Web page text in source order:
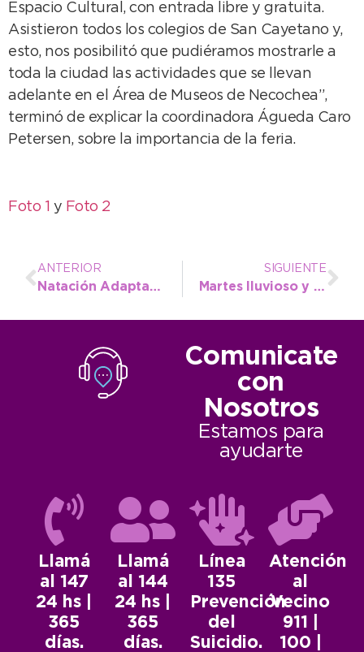
Espacio Cultural, con entrada libre y gratuita.
Asistieron todos los colegios de San Cayetano y,
esto, nos posibilitó que pudiéramos mostrarle a
toda la ciudad las actividades que se llevan
adelante en el Área de Museos de Necochea”,
terminó de explicar la coordinadora Águeda Caro
Petersen, sobre la importancia de la feria.
Foto 1 y Foto 2
ANTERIOR
Natación Adaptada: gran experiencia y 4 medallas en el nacional del CENARD
SIGUIENTE
Martes lluvioso y gris
Comunicate
con
Nosotros
Estamos para
ayudarte
Llamá
al 147
24 hs |
365
días.
Llamá
al 144
24 hs |
365
días.
Línea
135
Prevención
del
Suicidio.
Atención
al
Vecino
911 |
100 |